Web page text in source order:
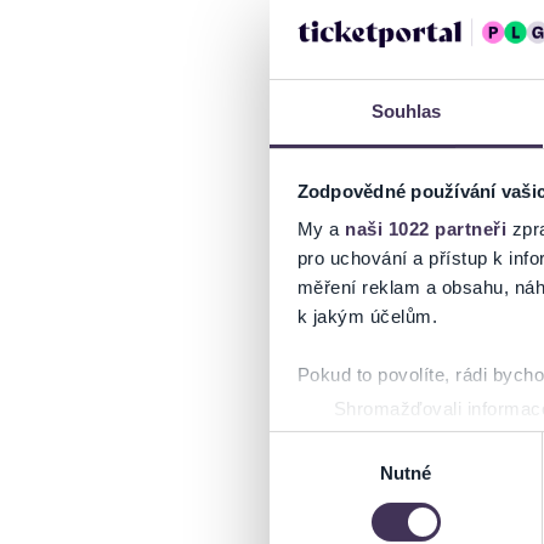
Souhlas
Zodpovědné používání
My a naši 1022 partneři
pro uchování a přístup k
měření reklam a obsahu,
k jakým účelům.
Pokud to povolíte, rádi
Shromažďovali
Identifikovali vaše
Zjistěte více o tom, jak
můžete kdykoliv změnit
Nutné